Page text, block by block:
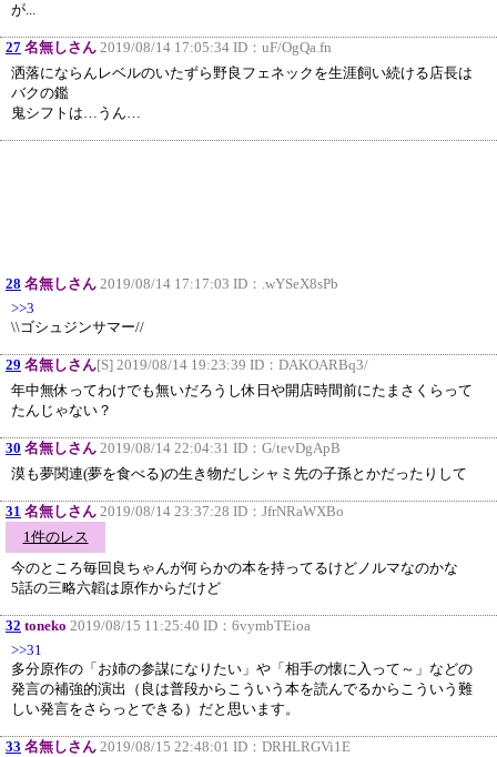
が...
27 名無しさん 2019/08/14 17:05:34 ID： uF/OgQa.fn
洒落にならんレベルのいたずら野良フェネックを生涯飼い続ける店長は
バクの鑑
鬼シフトは…うん…
28 名無しさん 2019/08/14 17:17:03 ID： .wYSeX8sPb
>>3
\\ゴシュジンサマー//
29 名無しさん[S] 2019/08/14 19:23:39 ID： DAKOARBq3/
年中無休ってわけでも無いだろうし休日や開店時間前にたまさくらって
たんじゃない？
30 名無しさん 2019/08/14 22:04:31 ID： G/tevDgApB
漠も夢関連(夢を食べる)の生き物だしシャミ先の子孫とかだったりして
31 名無しさん 2019/08/14 23:37:28 ID： JfrNRaWXBo
1件のレス
今のところ毎回良ちゃんが何らかの本を持ってるけどノルマなのかな
5話の三略六韜は原作からだけど
32 toneko 2019/08/15 11:25:40 ID： 6vymbTEioa
>>31
多分原作の「お姉の参謀になりたい」や「相手の懐に入って～」などの
発言の補強的演出（良は普段からこういう本を読んでるからこういう難
しい発言をさらっとできる）だと思います。
33 名無しさん 2019/08/15 22:48:01 ID： DRHLRGVi1E